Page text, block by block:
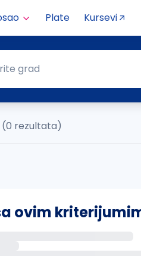
Plate Kursevi
grad
(0 rezultata)
ovim